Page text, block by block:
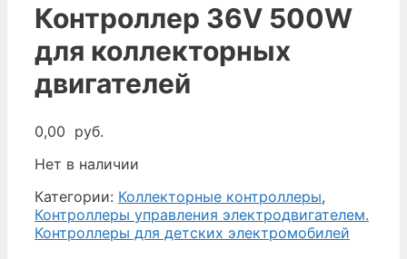
Контроллер 36V 500W
для коллекторных
двигателей
0,00 руб.
Нет в наличии
Категории: Коллекторные контроллеры,
Контроллеры управления электродвигателем.
Контроллеры для детских электромобилей